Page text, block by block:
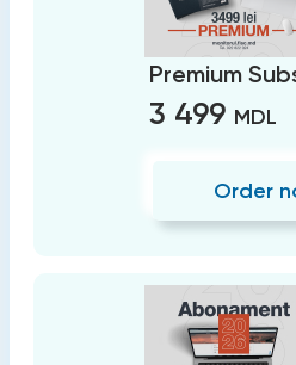
Premium
3 499 MDL
Order